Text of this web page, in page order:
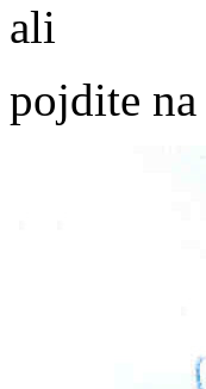
ali
pojdite na